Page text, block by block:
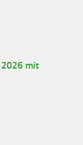
2026 mit